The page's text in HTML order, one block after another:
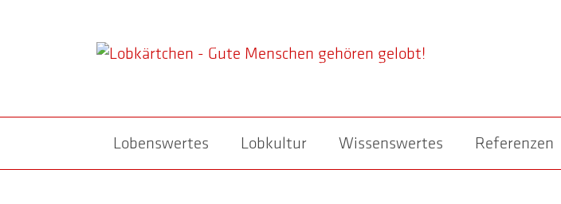
Lobenswertes Lobkultur Wissenswertes Referenzen